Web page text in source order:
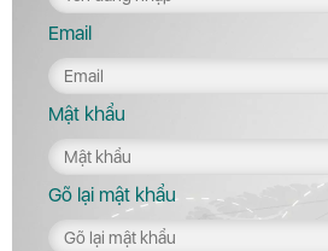
Email
Mật khẩu
Gõ lại mật khẩu